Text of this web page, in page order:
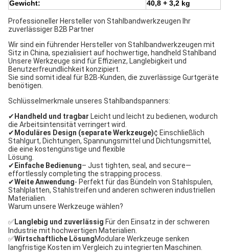
Gewicht: 40,8 + 3,2 kg
Professioneller Hersteller von Stahlbandwerkzeugen Ihr
zuverlässiger B2B Partner
Wir sind ein führender Hersteller von Stahlbandwerkzeugen mit
Sitz in China, spezialisiert auf hochwertige, handheld Stahlband
Unsere Werkzeuge sind für Effizienz, Langlebigkeit und
Benutzerfreundlichkeit konzipiert.
Sie sind somit ideal für B2B-Kunden, die zuverlässige Gurtgeräte
benötigen.
Schlüsselmerkmale unseres Stahlbandspanners:
✔ Handheld und tragbar ️ Leicht und leicht zu bedienen, wodurch
die Arbeitsintensität verringert wird.
✔ Moduläres Design (separate Werkzeuge)¢ Einschließlich
Stahlgurt, Dichtungen, Spannungsmittel und Dichtungsmittel,
die eine kostengünstige und flexible
Lösung.
✔ Einfache Bedienung– Just tighten, seal, and secure—
effortlessly completing the strapping process.
✔Weite Anwendung- Perfekt für das Bündeln von Stahlspulen,
Stahlplatten, Stahlstreifen und anderen schweren industriellen
Materialien.
Warum unsere Werkzeuge wählen?
✅Langlebig und zuverlässig ️ Für den Einsatz in der schweren
Industrie mit hochwertigen Materialien.
✅Wirtschaftliche LösungModulare Werkzeuge senken
langfristige Kosten im Vergleich zu integrierten Maschinen.